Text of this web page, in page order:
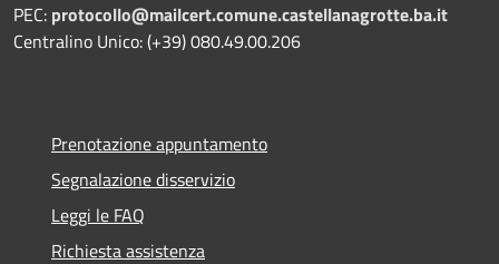
PEC: protocollo@mailcert.comune.castellanagrotte.ba.it
Centralino Unico: (+39) 080.49.00.206
Prenotazione appuntamento
Segnalazione disservizio
Leggi le FAQ
Richiesta assistenza